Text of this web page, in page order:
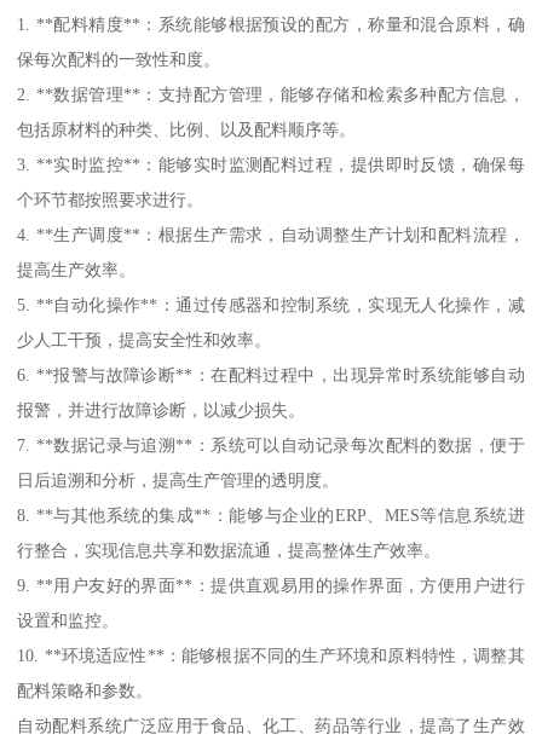
1. **配料精度**：系统能够根据预设的配方，称量和混合原料，确
保每次配料的一致性和度。
2. **数据管理**：支持配方管理，能够存储和检索多种配方信息，
包括原材料的种类、比例、以及配料顺序等。
3. **实时监控**：能够实时监测配料过程，提供即时反馈，确保每
个环节都按照要求进行。
4. **生产调度**：根据生产需求，自动调整生产计划和配料流程，
提高生产效率。
5. **自动化操作**：通过传感器和控制系统，实现无人化操作，减
少人工干预，提高安全性和效率。
6. **报警与故障诊断**：在配料过程中，出现异常时系统能够自动
报警，并进行故障诊断，以减少损失。
7. **数据记录与追溯**：系统可以自动记录每次配料的数据，便于
日后追溯和分析，提高生产管理的透明度。
8. **与其他系统的集成**：能够与企业的ERP、MES等信息系统进
行整合，实现信息共享和数据流通，提高整体生产效率。
9. **用户友好的界面**：提供直观易用的操作界面，方便用户进行
设置和监控。
10. **环境适应性**：能够根据不同的生产环境和原料特性，调整其
配料策略和参数。
自动配料系统广泛应用于食品、化工、药品等行业，提高了生产效